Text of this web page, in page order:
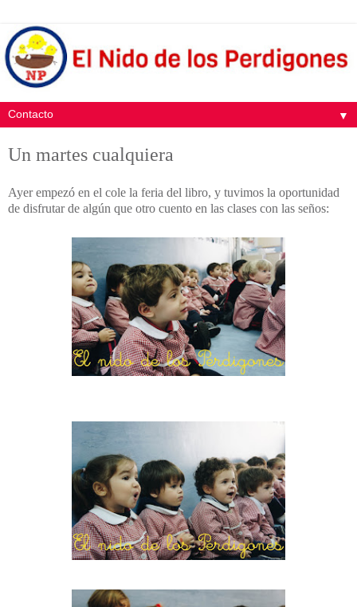
▼
Un martes cualquiera
Ayer empezó en el cole la feria del libro, y tuvimos la oportunidad
de disfrutar de algún que otro cuento en las clases con las seños: